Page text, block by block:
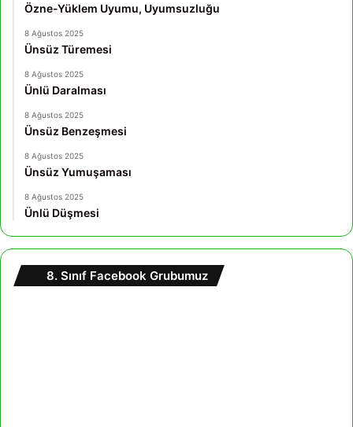
Özne-Yüklem Uyumu, Uyumsuzluğu
8 Ağustos 2025
Ünsüz Türemesi
8 Ağustos 2025
Ünlü Daralması
8 Ağustos 2025
Ünsüz Benzeşmesi
8 Ağustos 2025
Ünsüz Yumuşaması
8 Ağustos 2025
Ünlü Düşmesi
8. Sınıf Facebook Grubumuz